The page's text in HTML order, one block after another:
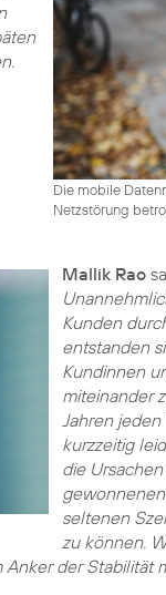
Die mobile
Netzstörung
Mallik Rao
Kunden
entstanden
Kundinnen
miteinander
Jahren
kurzzeitig
die
seltenen
zu können.
der Stabilität